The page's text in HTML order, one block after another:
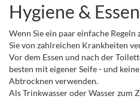
Hygiene & Essen
Wenn Sie ein paar einfache
Sie von zahlreichen Krankheiten
Vor dem Essen und nach der
besten mit eigener Seife - und
Abtrocknen verwenden.
Als Trinkwasser oder Wasser zum